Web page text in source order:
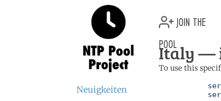
Neuigkeiten
join the
pool
Italy —
To use this